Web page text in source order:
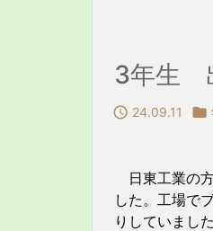
3年生
 24.09.11 
日東工業の
した。工場で
りしていまし